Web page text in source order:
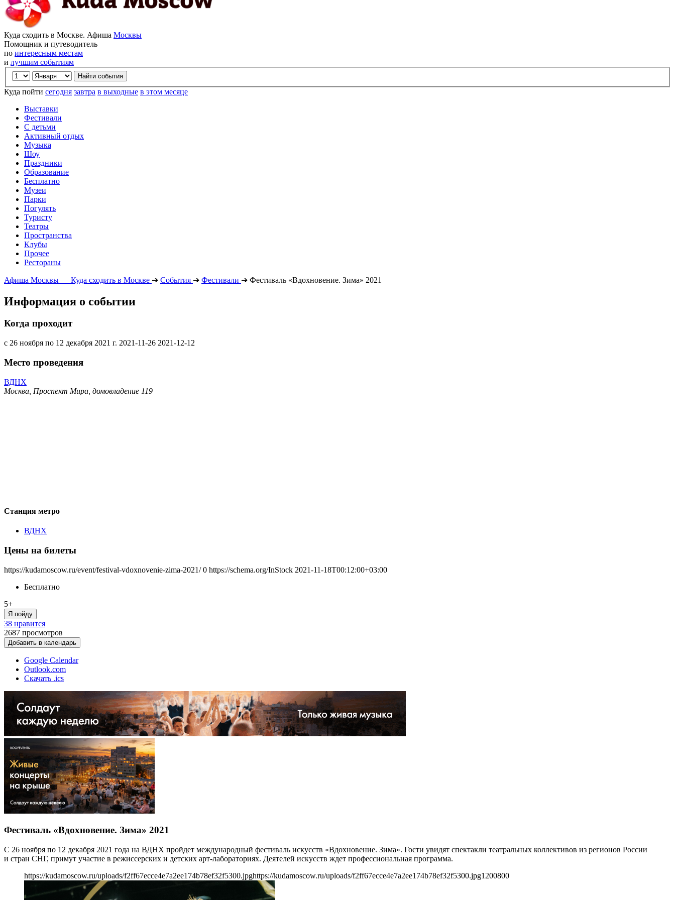
Куда сходить в Москве. Афиша Москвы
Помощник и путеводитель
по интересным местам
и лучшим событиям
Куда пойти сегодня завтра в выходные в этом месяце
Выставки
Фестивали
С детьми
Активный отдых
Музыка
Шоу
Праздники
Образование
Бесплатно
Музеи
Парки
Погулять
Туристу
Театры
Пространства
Клубы
Прочее
Рестораны
Афиша Москвы — Куда сходить в Москве ➔ События ➔ Фестивали ➔ Фестиваль «Вдохновение. Зима» 2021
Информация о событии
Когда проходит
с 26 ноября по 12 декабря 2021 г. 2021-11-26 2021-12-12
Место проведения
ВДНХ
Москва, Проспект Мира, домовладение 119
Станция метро
ВДНХ
Цены на билеты
https://kudamoscow.ru/event/festival-vdoxnovenie-zima-2021/ 0 https://schema.org/InStock 2021-11-18T00:12:00+03:00
Бесплатно
5+
Я пойду
38 нравится
2687 просмотров
Добавить в календарь
Google Calendar
Outlook.com
Скачать .ics
Фестиваль «Вдохновение. Зима» 2021
С 26 ноября по 12 декабря 2021 года на ВДНХ пройдет международный фестиваль искусств «Вдохновение. Зима». Гости увидят спектакли театральных коллективов из регионов России
и стран СНГ, примут участие в режиссерских и детских арт-лабораториях. Деятелей искусств ждет профессиональная программа.
https://kudamoscow.ru/uploads/f2ff67ecce4e7a2ee174b78ef32f5300.jpghttps://kudamoscow.ru/uploads/f2ff67ecce4e7a2ee174b78ef32f5300.jpg1200800